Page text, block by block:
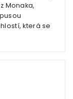
Monaka,
která se